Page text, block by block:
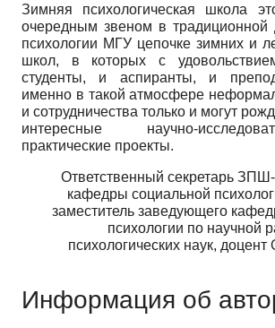
Зимняя психологическая школа
очередным звеном в традиционной
психологии МГУ цепочке зимних и
школ, в которых с
студенты, и аспиранты, и
именно в такой атмосфере
и сотрудничества только и могут
интересные научно-
практические проекты.
Ответственный секретарь ЗПШ-
кафедры социальной
заместитель заведующего
психологии по научной
психологических наук,
Информация об